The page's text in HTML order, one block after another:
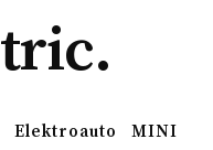
Elektroauto
MINI